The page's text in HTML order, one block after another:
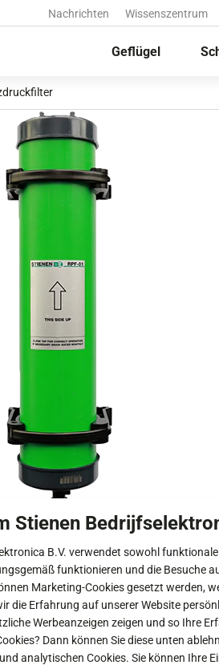
Nachrichten Wissenszentrum
Geflügel
Stienen
B.V. verwendet sowohl
funktionieren und die Besuche
Marketing-Cookies gesetzt werden,
die Erfahrung auf unserer Website
Werbeanzeigen zeigen und so Ihre
Dann können Sie diese unten
analytischen Cookies. Sie können Ihre